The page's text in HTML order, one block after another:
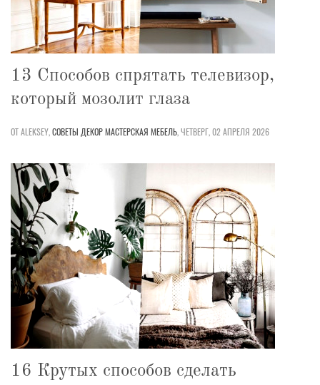
13 Способов спрятать телевизор,
который мозолит глаза
ОТ ALEKSEY,СОВЕТЫ ДЕКОРМАСТЕРСКАЯ МЕБЕЛЬ,ЧЕТВЕРГ, 02 АПРЕЛЯ 2026
16 Крутых способов сделать